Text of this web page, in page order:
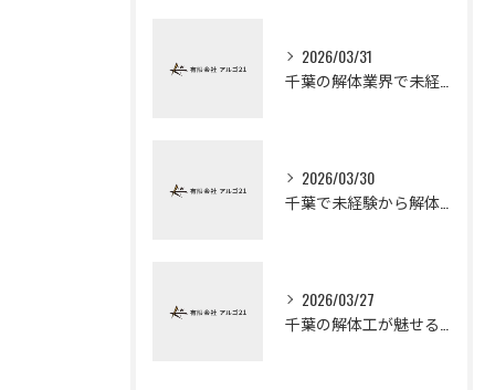
2026/03/31
2026/03/30
2026/03/27